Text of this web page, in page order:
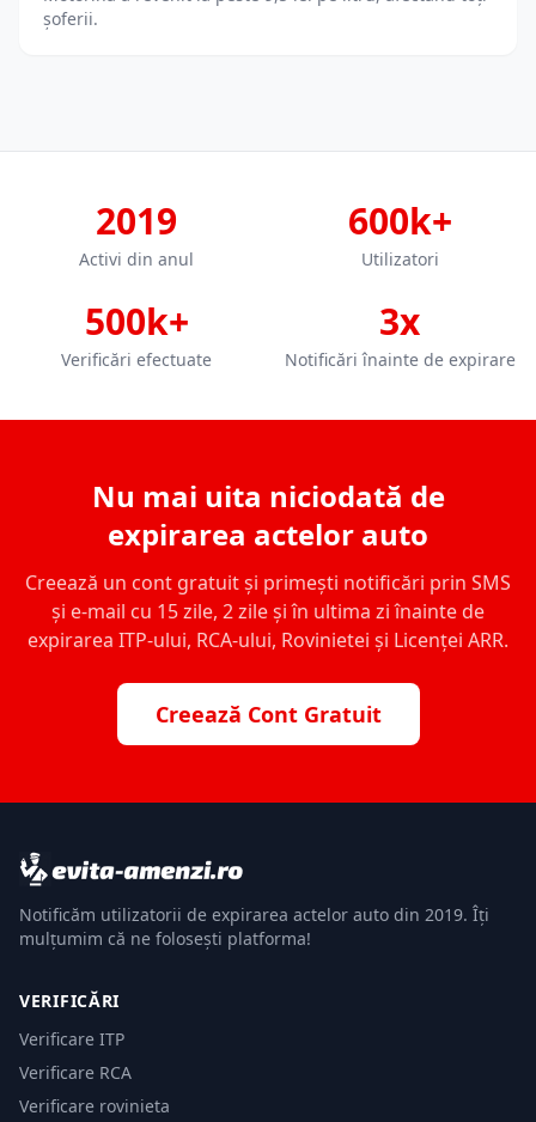
șoferii.
2019
Activi din anul
600k+
Utilizatori
500k+
Verificări efectuate
3x
Notificări înainte de expirare
Nu mai uita niciodată de
expirarea actelor auto
Creează un cont gratuit și primești notificări prin SMS
și e-mail cu 15 zile, 2 zile și în ultima zi înainte de
expirarea ITP-ului, RCA-ului, Rovinietei și Licenței ARR.
Creează Cont Gratuit
Notificăm utilizatorii de expirarea actelor auto din 2019. Îți
mulțumim că ne folosești platforma!
VERIFICĂRI
Verificare ITP
Verificare RCA
Verificare rovinieta